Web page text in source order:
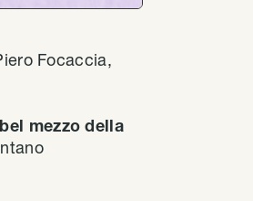
Focaccia,
mezzo della